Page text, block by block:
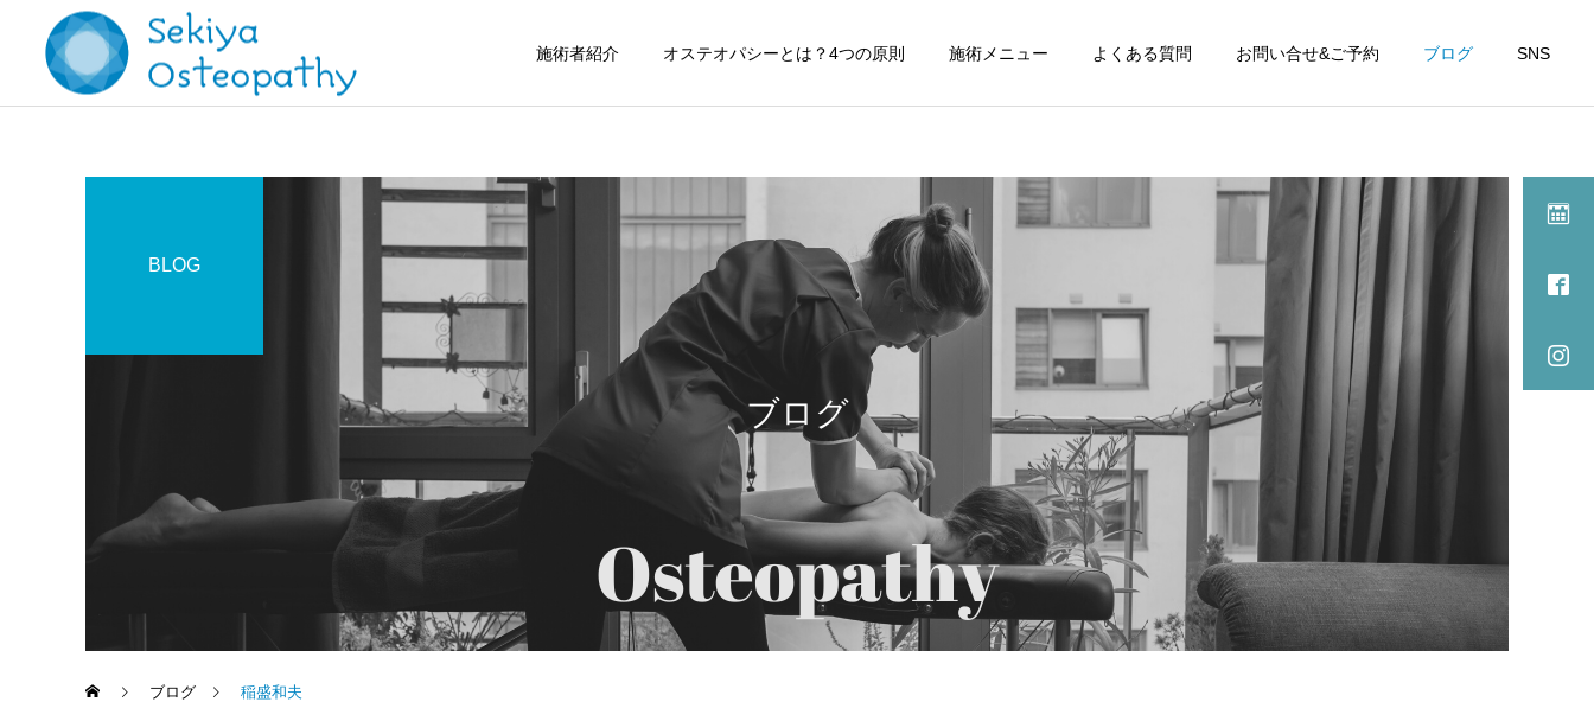
施術者紹介 オステオパシーとは？4つの原則 施術メニュー よくある質問 お問い合せ&ご予約 ブログ SNS
【症例報告】変形性股関節
オステオパシー施術＠国立
(くにたち)市
【症例紹介】活動量の多い
バネ指の痛み
おすすめ雑貨
FEEMUE（フィームー）〜
タイのスラムで作られたバ
ッグ〜
パーキンソン病や脊髄小脳
変性症の症状に対して、オ
ステオパシーの全身施術は
有効か？
ご感想『耳の聞こえが良く
なりました』
ブログ
BLOG
ブログ 稲盛和夫